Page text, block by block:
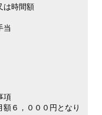
は時間額
当
項
額６，０００円となり